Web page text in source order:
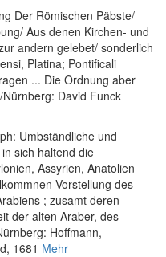
Der Römischen Päbste/
Aus denen Kirchen- und
andern gelebet/ sonderlich
Platina; Pontificali
... Die Ordnung aber
Nürnberg: David Funck
: Umbständliche und
sich haltend die
Assyrien, Anatolien
Vorstellung des
; zusamt deren
der alten Araber, des
Hoffmann,
1681 Mehr